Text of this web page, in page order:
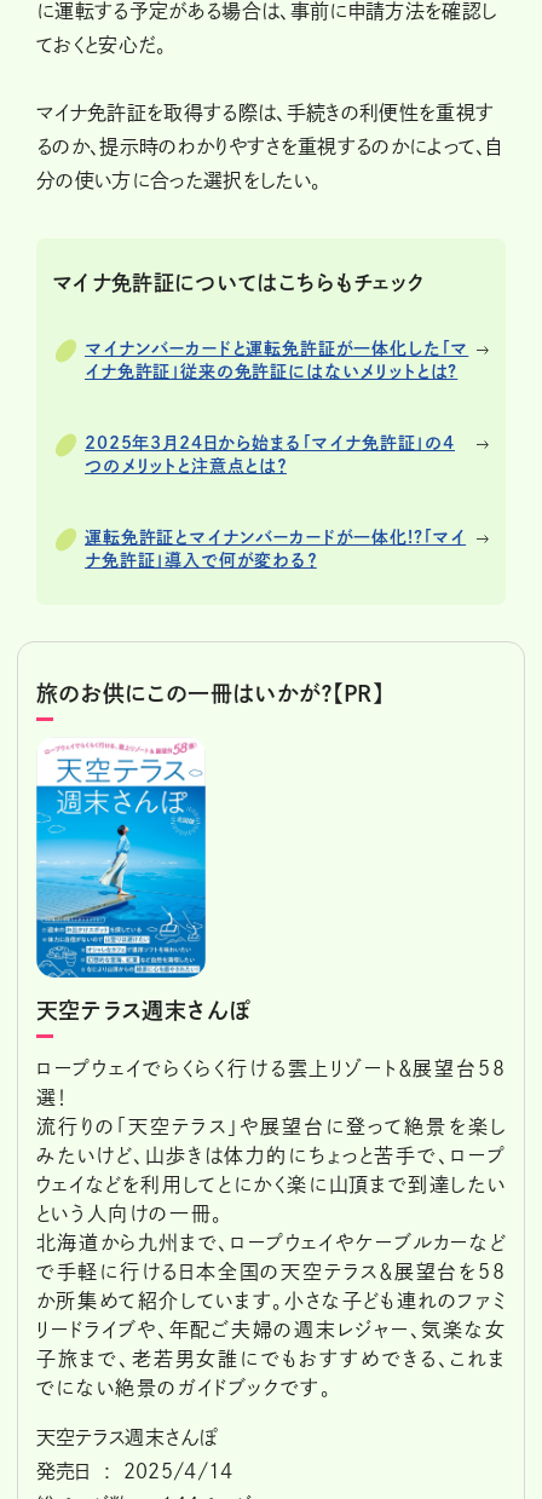
に運転する予定がある場合は、事前に申請方法を確認し
ておくと安心だ。
マイナ免許証を取得する際は、手続きの利便性を重視す
るのか、提示時のわかりやすさを重視するのかによって、自
分の使い方に合った選択をしたい。
マイナ免許証についてはこちらもチェック
マイナンバーカードと運転免許証が一体化した「マ
イナ免許証」従来の免許証にはないメリットとは?
2025年3月24日から始まる「マイナ免許証」の4
つのメリットと注意点とは？
運転免許証とマイナンバーカードが一体化!?「マイ
ナ免許証」導入で何が変わる？
旅のお供にこの一冊はいかが？【PR】
天空テラス週末さんぽ
ロープウェイでらくらく行ける雲上リゾート＆展望台58
選！
流行りの「天空テラス」や展望台に登って絶景を楽し
みたいけど、山歩きは体力的にちょっと苦手で、ロープ
ウェイなどを利用してとにかく楽に山頂まで到達したい
という人向けの一冊。
北海道から九州まで、ロープウェイやケーブルカーなど
で手軽に行ける日本全国の天空テラス＆展望台を58
か所集めて紹介しています。小さな子ども連れのファミ
リードライブや、年配ご夫婦の週末レジャー、気楽な女
子旅まで、老若男女誰にでもおすすめできる、これま
でにない絶景のガイドブックです。
天空テラス週末さんぽ
発売日 ‏ : ‎ 2025/4/14